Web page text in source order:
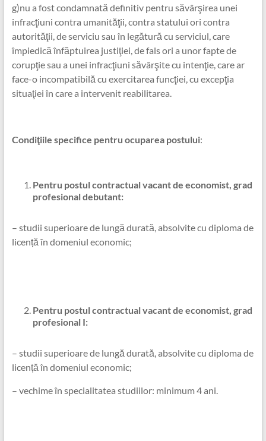
g)nu a fost condamnată definitiv pentru săvârşirea unei
infracţiuni contra umanităţii, contra statului ori contra
autorităţii, de serviciu sau în legătură cu serviciul, care
împiedică înfăptuirea justiţiei, de fals ori a unor fapte de
corupţie sau a unei infracţiuni săvârşite cu intenţie, care ar
face-o incompatibilă cu exercitarea funcţiei, cu excepţia
situaţiei în care a intervenit reabilitarea.
Condiţiile specifice pentru ocuparea postului:
Pentru postul contractual vacant de economist, grad
profesional debutant:
– studii superioare de lungă durată, absolvite cu diploma de
licență în domeniul economic;
Pentru postul contractual vacant de economist, grad
profesional I:
– studii superioare de lungă durată, absolvite cu diploma de
licență în domeniul economic;
– vechime în specialitatea studiilor: minimum 4 ani.